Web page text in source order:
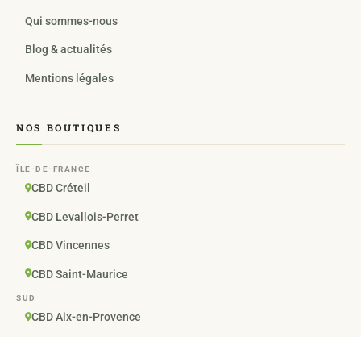
Qui sommes-nous
Blog & actualités
Mentions légales
NOS BOUTIQUES
ÎLE-DE-FRANCE
CBD Créteil
CBD Levallois-Perret
CBD Vincennes
CBD Saint-Maurice
SUD
CBD Aix-en-Provence